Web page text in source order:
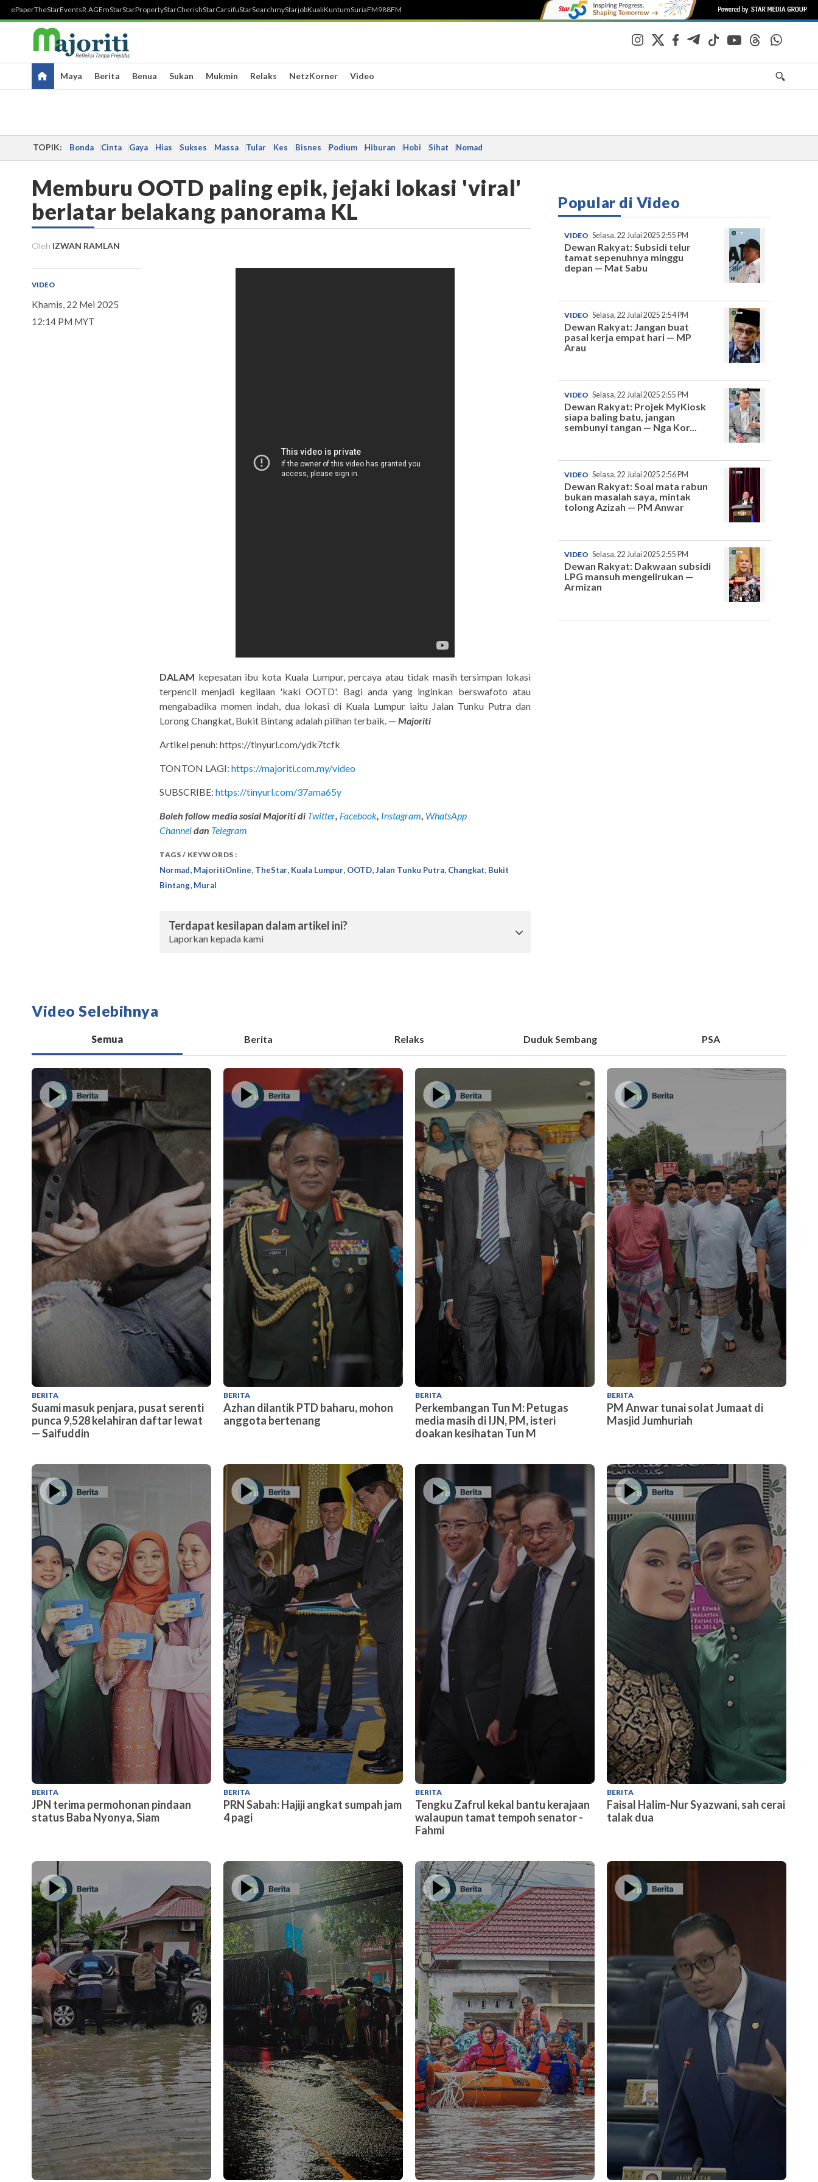
ePaperTheStarEventsR.AGEmStarStarPropertyStarCherishStarCarsifuStarSearchmyStarjobKualiKuntumSuriaFM988FM
Maya Berita Benua Sukan Mukmin Relaks NetzKorner Video
TOPIK: Bonda Cinta Gaya Hias Sukses Massa Tular Kes Bisnes Podium Hiburan Hobi Sihat Nomad
Memburu OOTD paling epik, jejaki lokasi 'viral'
berlatar belakang panorama KL
Oleh IZWAN RAMLAN
VIDEO
Khamis, 22 Mei 2025
12:14 PM MYT
DALAM kepesatan ibu kota Kuala Lumpur, percaya atau tidak masih tersimpan lokasi
terpencil menjadi kegilaan 'kaki OOTD'. Bagi anda yang inginkan berswafoto atau
mengabadika momen indah, dua lokasi di Kuala Lumpur iaitu Jalan Tunku Putra dan
Lorong Changkat, Bukit Bintang adalah pilihan terbaik. — Majoriti
Artikel penuh: https://tinyurl.com/ydk7tcfk
TONTON LAGI: https://majoriti.com.my/video
SUBSCRIBE: https://tinyurl.com/37ama65y
Boleh follow media sosial Majoriti di Twitter, Facebook, Instagram, WhatsApp
Channeldan Telegram
TAGS / KEYWORDS :
Normad, MajoritiOnline, TheStar, Kuala Lumpur, OOTD,Jalan Tunku Putra, Changkat, Bukit
Bintang, Mural
Terdapat kesilapan dalam artikel ini?
Laporkan kepada kami
Popular di Video
VIDEO Selasa, 22 Julai 2025 2:55 PM
Dewan Rakyat: Subsidi telur
tamat sepenuhnya minggu
depan — Mat Sabu
VIDEO Selasa, 22 Julai 2025 2:54 PM
Dewan Rakyat: Jangan buat
pasal kerja empat hari — MP
Arau
VIDEO Selasa, 22 Julai 2025 2:55 PM
Dewan Rakyat: Projek MyKiosk
siapa baling batu, jangan
sembunyi tangan — Nga Kor...
VIDEO Selasa, 22 Julai 2025 2:56 PM
Dewan Rakyat: Soal mata rabun
bukan masalah saya, mintak
tolong Azizah — PM Anwar
VIDEO Selasa, 22 Julai 2025 2:55 PM
Dewan Rakyat: Dakwaan subsidi
LPG mansuh mengelirukan —
Armizan
Video Selebihnya
Semua Berita Relaks Duduk Sembang PSA
BERITA
Suami masuk penjara, pusat serenti
punca 9,528 kelahiran daftar lewat
— Saifuddin
BERITA
Azhan dilantik PTD baharu, mohon
anggota bertenang
BERITA
Perkembangan Tun M: Petugas
media masih di IJN, PM, isteri
doakan kesihatan Tun M
BERITA
PM Anwar tunai solat Jumaat di
Masjid Jumhuriah
BERITA
JPN terima permohonan pindaan
status Baba Nyonya, Siam
BERITA
PRN Sabah: Hajiji angkat sumpah jam
4 pagi
BERITA
Tengku Zafrul kekal bantu kerajaan
walaupun tamat tempoh senator -
Fahmi
BERITA
Faisal Halim-Nur Syazwani, sah cerai
talak dua